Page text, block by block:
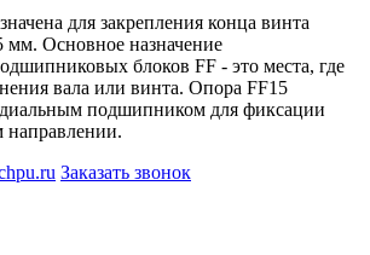
для закрепления конца винта
Основное назначение
блоков FF - это места, где
вала или винта. Опора FF15
подшипником для фиксации
направлении.
Заказать звонок